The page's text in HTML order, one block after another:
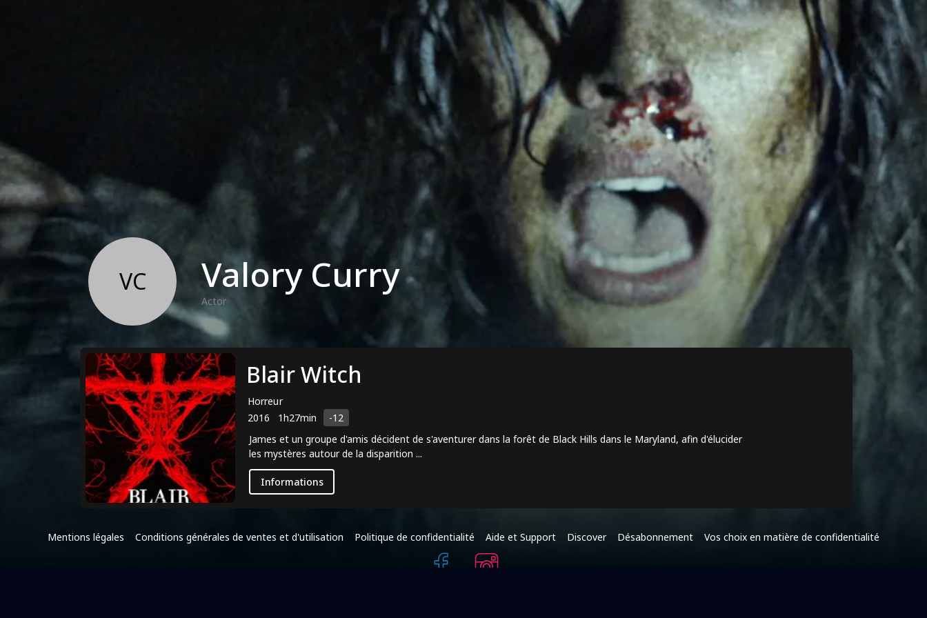
VC Valory Curry
Actor
Blair Witch
Horreur
2016
1h27min
-12
James et un groupe d'amis décident de s'aventurer dans la forêt de Black Hills dans le Maryland, afin d'élucider
les mystères autour de la disparition ...
Informations
Mentions légales Conditions générales de ventes et d'utilisation Politique de confidentialité Aide et Support Discover Désabonnement Vos choix en matière de confidentialité